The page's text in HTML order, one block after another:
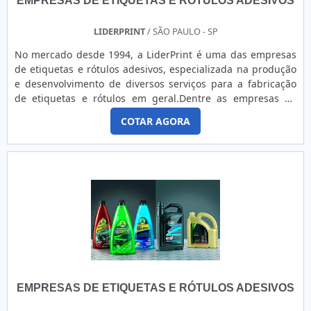
LIDERPRINT/ SÃO PAULO - SP
No mercado desde 1994, a LiderPrint é uma das empresas
de etiquetas e rótulos adesivos, especializada na produção
e desenvolvimento de diversos serviços para a fabricação
de etiquetas e rótulos em geral.Dentre as empresas de
etiquetas e rótulos adesivos, a LiderPrint aplica no processo
de desenvolvimento de todos seus produtos, os padrões IS0
– 9001/2008. Proporcionando a quem obtém seus produtos,
qualidade máxima e rapidez nas entregas.A empresa ainda
branco;- Transparente e Metalizado;- Vinil branco e
transparente;- Polietileno;- PVC;- Entre outros.Conheça mais
sobre a uma das melhores empresas de etiquetas e rótulos
adesivos clicando abaixo e fazendo um orçamento,
totalmente gratuito.
COTAR AGORA
EMPRESAS DE ETIQUETAS E RÓTULOS ADESIVOS